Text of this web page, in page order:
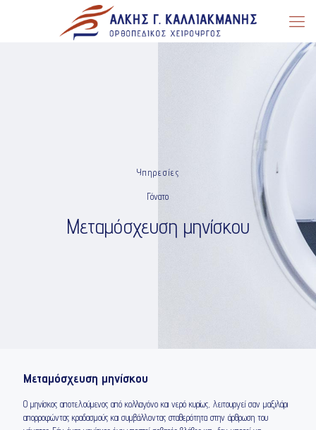
Υπηρεσίες
Γόνατο
Μεταμόσχευση μηνίσκου
Μεταμόσχευση μηνίσκου
Ο μηνίσκος αποτελούμενος από κολλαγόνο και νερό κυρίως, λειτουργεί σαν μαξιλάρι
απορροφώντας κραδασμούς και συμβάλλοντας σταθερότητα στην άρθρωση του